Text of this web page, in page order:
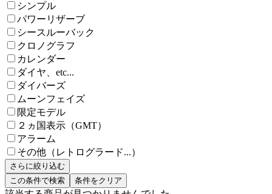
シンプル
パワーリザーブ
シースルーバック
クロノグラフ
カレンダー
ダイヤ、etc...
ダイバーズ
ムーンフェイズ
限定モデル
２ヵ国表示（GMT）
アラーム
その他（レトログラード...）
さらに絞り込む
この条件で検索
条件をクリア